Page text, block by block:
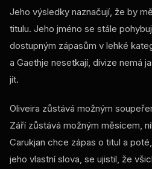
Jeho výsledky naznačují, že by
titulu. Jeho jméno se stále
dostupným zápasům v lehké
a Gaethje nesetkají, divize nemá
jít.
Oliveira zůstává možným
Září zůstává možným měsícem,
Carukjan chce zápas o titul a
jeho vlastní slova, se ujistil, že